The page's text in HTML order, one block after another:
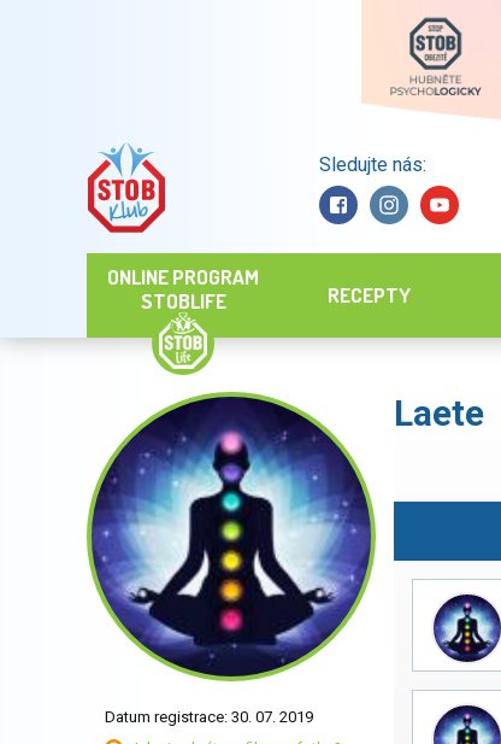
Sledujte nás:
ONLINE PROGRAM
STOBLIFE
RECEPTY
Datum registrace: 30. 07. 2019
Laete